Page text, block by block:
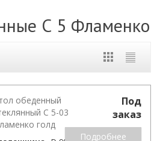
С 5 Фламенко
обеденный
С 5-03
голд
Под
заказ
Подробнее